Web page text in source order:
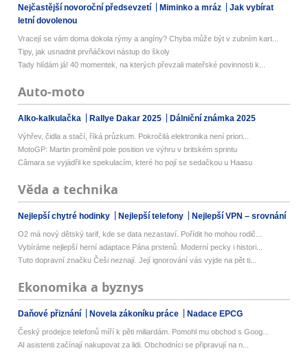
Nejčastější novoroční předsevzetí Miminko a mráz
Jak vybírat
letní dovolenou
Vracejí se vám doma dokola rýmy a angíny? Chyba může být v zubním kart...
Tipy, jak usnadnit prvňáčkovi nástup do školy
Tady hlídám já! 40 momentek, na kterých převzali mateřské povinnosti k...
Auto-moto
Alko-kalkulačka Rallye Dakar 2025 Dálniční známka 2025
Výhřev, čidla a stačí, říká průzkum. Pokročilá elektronika není priori...
MotoGP: Martin proměnil pole position ve výhru v britském sprintu
Câmara se vyjádřil ke spekulacím, které ho pojí se sedačkou u Haasu
Věda a technika
Nejlepší chytré hodinky Nejlepší telefony Nejlepší VPN – srovnání
O2 má nový dětský tarif, kde se data nezastaví. Pořídit ho mohou rodič...
Vybíráme nejlepší herní adaptace Pána prstenů. Moderní pecky i histori...
Tuto dopravní značku Češi neznají. Její ignorování vás vyjde na pět ti...
Ekonomika a byznys
Daňové přiznání Novela zákoníku práce Nadace EPCG
Český prodejce telefonů míří k pěti miliardám. Pomohl mu obchod s Goog...
AI asistenti začínají nakupovat za lidi. Obchodníci se připravují na n...